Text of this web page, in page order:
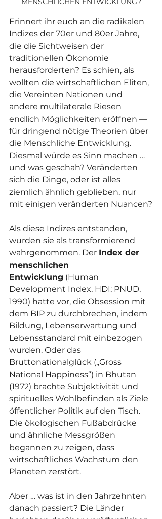
Erinnert ihr euch an die radikalen
Indizes der 70er und 80er Jahre,
die die Sichtweisen der
traditionellen Ökonomie
herausforderten? Es schien, als
wollten die wirtschaftlichen Eliten,
die Vereinten Nationen und
andere multilaterale Riesen
endlich Möglichkeiten eröffnen —
für dringend nötige Theorien über
die Menschliche Entwicklung.
Diesmal würde es Sinn machen …
und was geschah? Veränderten
sich die Dinge, oder ist alles
ziemlich ähnlich geblieben, nur
mit einigen veränderten Nuancen?
Als diese Indizes entstanden,
wurden sie als transformierend
wahrgenommen. Der Index der
menschlichen
Entwicklung (Human
Development Index, HDI; PNUD,
1990) hatte vor, die Obsession mit
dem BIP zu durchbrechen, indem
Bildung, Lebenserwartung und
Lebensstandard mit einbezogen
wurden. Oder das
Bruttonationalglück („Gross
National Happiness“) in Bhutan
(1972) brachte Subjektivität und
spirituelles Wohlbefinden als Ziele
öffentlicher Politik auf den Tisch.
Die ökologischen Fußabdrücke
und ähnliche Messgrößen
begannen zu zeigen, dass
wirtschaftliches Wachstum den
Planeten zerstört.
Aber … was ist in den Jahrzehnten
danach passiert? Die Länder